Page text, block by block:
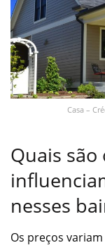
Casa –
Quais
nesses
Os preços